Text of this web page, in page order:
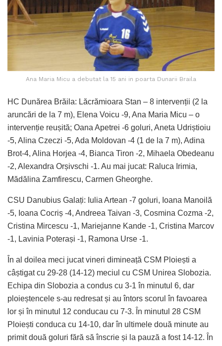
Ana Maria Micu a debutat la 15 ani in poarta Dunarii Braila
HC Dunărea Brăila: Lăcrămioara Stan – 8 intervenții (2 la
aruncări de la 7 m), Elena Voicu -9, Ana Maria Micu – o
intervenție reușită; Oana Apetrei -6 goluri, Aneta Udriștioiu
-5, Alina Czeczi -5, Ada Moldovan -4 (1 de la 7 m), Adina
Brot-4, Alina Horjea -4, Bianca Tiron -2, Mihaela Obedeanu
-2, Alexandra Orșivschi -1. Au mai jucat: Raluca Irimia,
Mădălina Zamfirescu, Carmen Gheorghe.
CSU Danubius Galați: Iulia Artean -7 goluri, Ioana Manoilă
-5, Ioana Cocriș -4, Andreea Taivan -3, Cosmina Cozma -2,
Cristina Mircescu -1, Mariejanne Kande -1, Cristina Marcov
-1, Lavinia Poterași -1, Ramona Urse -1.
În al doilea meci jucat vineri dimineață CSM Ploiești a
câștigat cu 29-28 (14-12) meciul cu CSM Unirea Slobozia.
Echipa din Slobozia a condus cu 3-1 în minutul 6, dar
ploieștencele s-au redresat și au întors scorul în favoarea
lor și în minutul 12 conducau cu 7-3. În minutul 28 CSM
Ploiești conduca cu 14-10, dar în ultimele două minute au
primit două goluri fără să înscrie și la pauză a fost 14-12. În